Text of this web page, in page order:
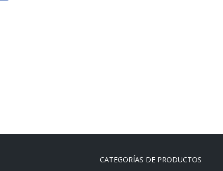
CATEGORÍAS DE PRODUCTOS